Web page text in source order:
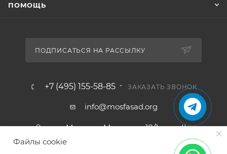
ПОМОЩЬ
ПОДПИСАТЬСЯ НА РАССЫЛКУ
+7 (495) 155-58-85 ЗАКАЗАТЬ ЗВОНОК
info@mosfasad.org
ул. Миклухо-Маклая, д. 18/1, пом. II,
Файлы cookie